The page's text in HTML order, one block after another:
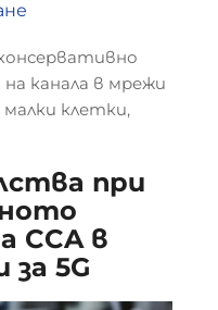
канала в мрежи
клетки,
при
CCA в
за 5G